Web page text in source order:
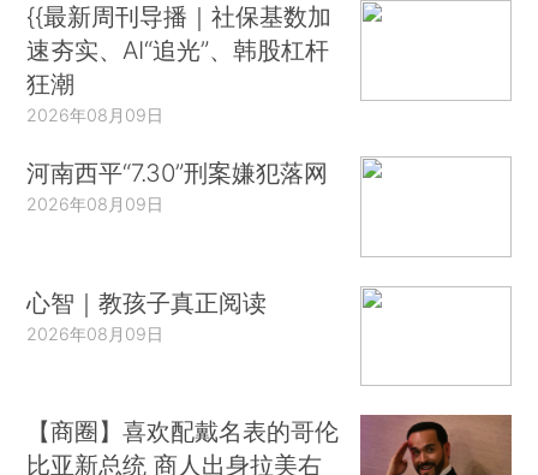
{{最新周刊导播｜社保基数加
速夯实、AI“追光”、韩股杠杆
狂潮
2026年08月09日
河南西平“7.30”刑案嫌犯落网
2026年08月09日
心智｜教孩子真正阅读
2026年08月09日
【商圈】喜欢配戴名表的哥伦
比亚新总统 商人出身拉美右